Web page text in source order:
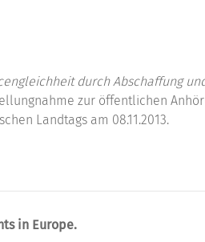
durch Abschaffung
zur öffentlichen
Landtags am 08.11.2013.
in Europe.